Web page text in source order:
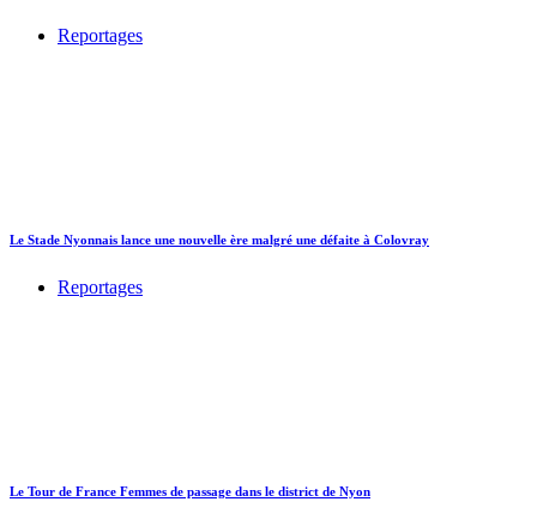
Reportages
Le Stade Nyonnais lance une nouvelle ère malgré une défaite à Colovray
Reportages
Le Tour de France Femmes de passage dans le district de Nyon